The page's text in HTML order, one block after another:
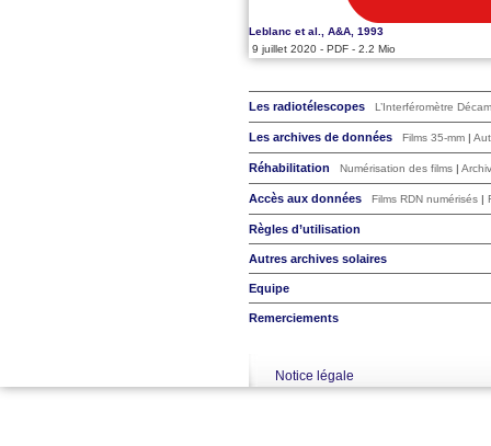
Leblanc et al., A&A, 1993
9 juillet 2020 - PDF - 2.2 Mio
Les radiotélescopes L’Interféromètre
Les archives de données Films 35-mm |
Réhabilitation Numérisation des films |
Accès aux données Films RDN numérisés |
Règles d’utilisation
Autres archives solaires
Equipe
Remerciements
Notice légale